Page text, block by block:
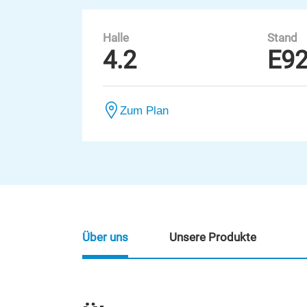
Halle
4.2
Stand
Zum Plan
Über uns Unsere Produkte